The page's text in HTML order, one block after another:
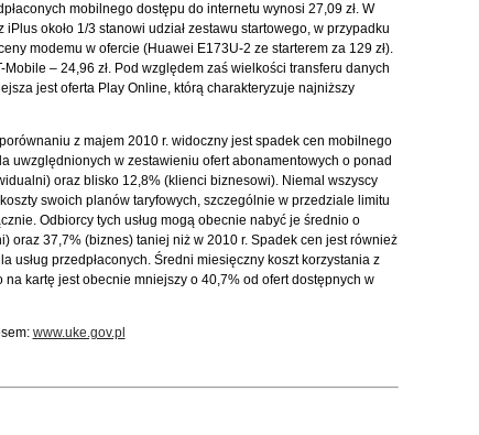
mobilnego dostępu do internetu wynosi 27,09 zł. W
około 1/3 stanowi udział zestawu startowego, w przypadku
modemu w ofercie (Huawei E173U-2 ze starterem za 129 zł).
– 24,96 zł. Pod względem zaś wielkości transferu danych
jest oferta Play Online, którą charakteryzuje najniższy
z majem 2010 r. widoczny jest spadek cen mobilnego
uwzględnionych w zestawieniu ofert abonamentowych o ponad
oraz blisko 12,8% (klienci biznesowi). Niemal wszyscy
swoich planów taryfowych, szczególnie w przedziale limitu
Odbiorcy tych usług mogą obecnie nabyć je średnio o
oraz 37,7% (biznes) taniej niż w 2010 r. Spadek cen jest również
usług przedpłaconych. Średni miesięczny koszt korzystania z
na kartę jest obecnie mniejszy o 40,7% od ofert dostępnych w
www.uke.gov.pl